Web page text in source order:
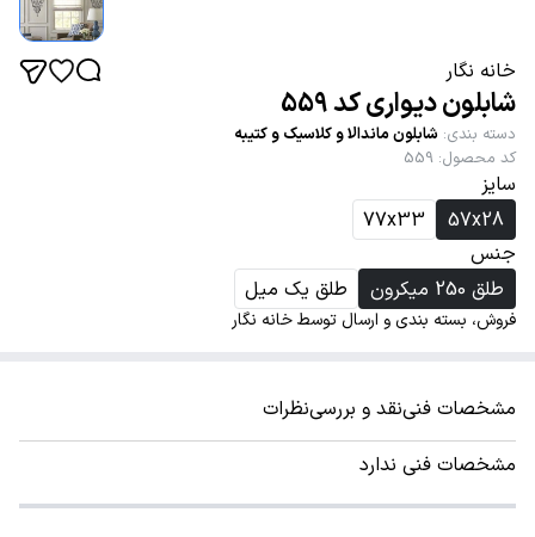
خانه نگار
شابلون دیواری کد 559
دسته بندی: شابلون ماندالا و کلاسیک و کتیبه
کد محصول:
559
سایز
57x28
77x33
جنس
طلق 250 میکرون
طلق یک میل
فروش، بسته بندی و ارسال توسط خانه نگار
مشخصات فنینقد و بررسینظرات
مشخصات فنی ندارد